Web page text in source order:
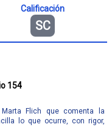
Calificación
SC
154
Flich que comenta la
lo que ocurre, con rigor,